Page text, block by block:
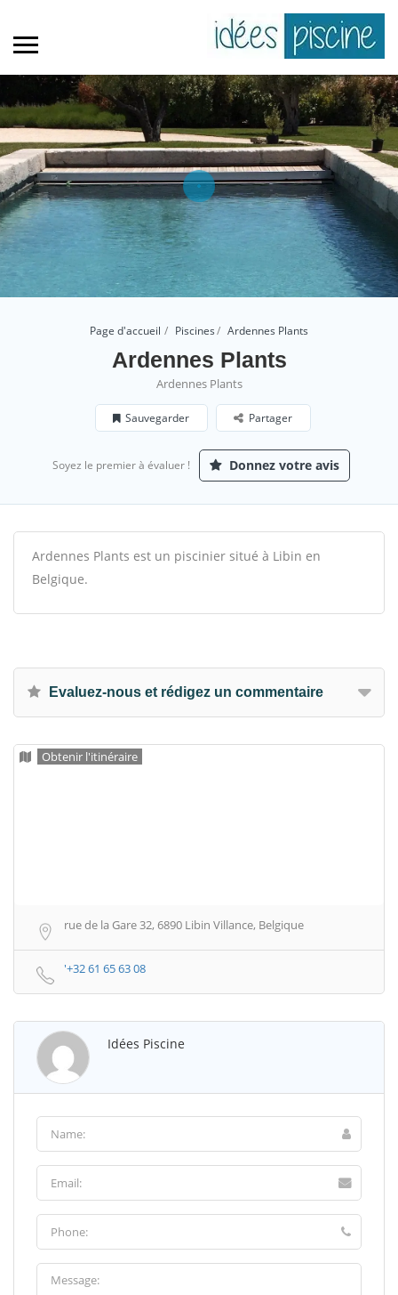
Page d'accueil Piscines Ardennes Plants
Ardennes Plants
Ardennes Plants
Sauvegarder Partager
Soyez le premier à évaluer ! Donnez votre avis
Ardennes Plants est un piscinier situé à Libin en
Belgique.
Evaluez-nous et rédigez un commentaire
Obtenir l'itinéraire
rue de la Gare 32, 6890 Libin Villance, Belgique
'+32 61 65 63 08
Idées Piscine